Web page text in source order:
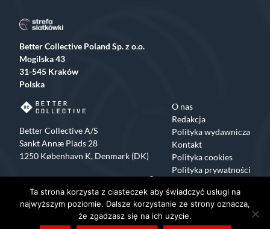
Better Collective Poland Sp. z o.o.
Mogilska 43
31-545 Kraków
Polska
Better Collective A/S
Sankt Annæ Plads 28
1250 København K, Denmark (DK)
O nas
Redakcja
Polityka wydawnicza
Kontakt
Polityka cookies
Polityka prywatności
Facebook
X Instagram
TikTok
Copyrights 2015-2024 Strefa Siatkówki All rights reserved
Ta strona korzysta z ciasteczek aby świadczyć usługi na
najwyższym poziomie. Dalsze korzystanie ze strony oznacza,
że zgadzasz się na ich użycie.